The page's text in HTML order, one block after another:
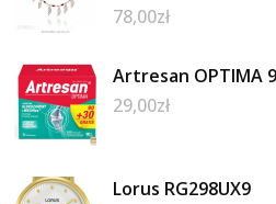
78,00zł
Artresan OPTIMA
29,00zł
Lorus RG298UX9